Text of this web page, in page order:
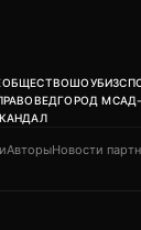
ОБЩЕСТВОШОУБИЗ
ГОРОД М
АвторыНовости